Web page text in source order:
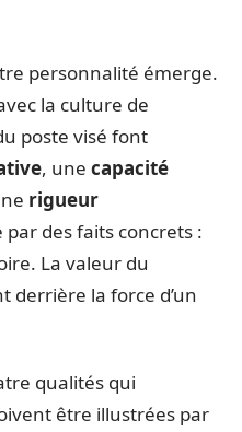
personnalité émerge.
la culture de
poste visé font
, une capacité
rigueur
par des faits concrets :
La valeur du
derrière la force d’un
qualités qui
être illustrées par